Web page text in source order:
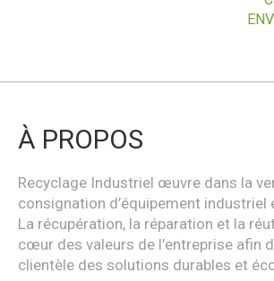
À PROPOS
Recyclage Industriel œuvre dans la
consignation d’équipement industriel
La récupération, la réparation et la
cœur des valeurs de l’entreprise afin
clientèle des solutions durables et